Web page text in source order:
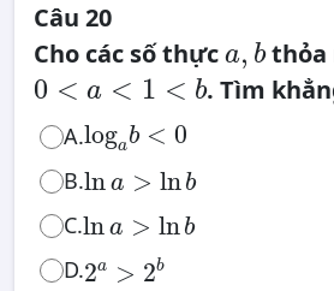
Câu 20
Cho các số thực a, b
a
,
b thỏa
0 < a < 1 < b
0
<
a
<1
<
b
. Tìm
A.logab < 0
log ab < 0
B.lna > ln b
ln a>ln b
C.lna > ln b
ln a>ln b
D.2a > 2b
2a b